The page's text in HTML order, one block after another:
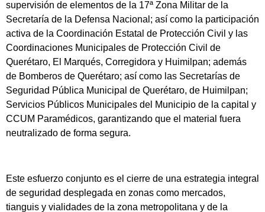
supervisión de elementos de la 17ª Zona Militar de la
Secretaría de la Defensa Nacional; así como la participación
activa de la Coordinación Estatal de Protección Civil y las
Coordinaciones Municipales de Protección Civil de
Querétaro, El Marqués, Corregidora y Huimilpan; además
de Bomberos de Querétaro; así como las Secretarías de
Seguridad Pública Municipal de Querétaro, de Huimilpan;
Servicios Públicos Municipales del Municipio de la capital y
CCUM Paramédicos, garantizando que el material fuera
neutralizado de forma segura.
Este esfuerzo conjunto es el cierre de una estrategia integral
de seguridad desplegada en zonas como mercados,
tianguis y vialidades de la zona metropolitana y de la